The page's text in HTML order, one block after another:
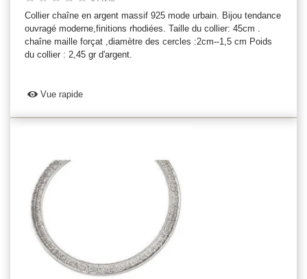
Collier chaîne en argent massif 925 mode urbain. Bijou tendance
ouvragé moderne,finitions rhodiées. Taille du collier: 45cm .
chaîne maille forçat ,diamètre des cercles :2cm--1,5 cm Poids
du collier : 2,45 gr d'argent.
Vue rapide